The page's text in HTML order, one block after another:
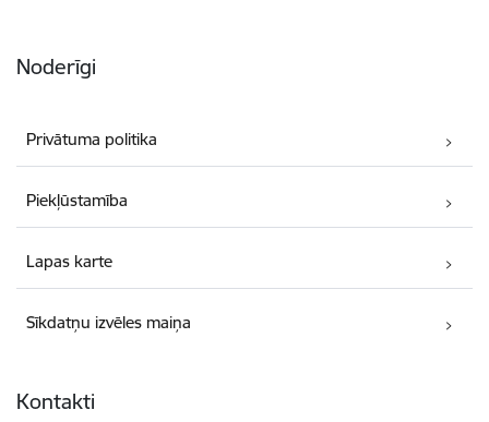
Noderīgi
Privātuma politika
Piekļūstamība
Lapas karte
Sīkdatņu izvēles maiņa
Kontakti